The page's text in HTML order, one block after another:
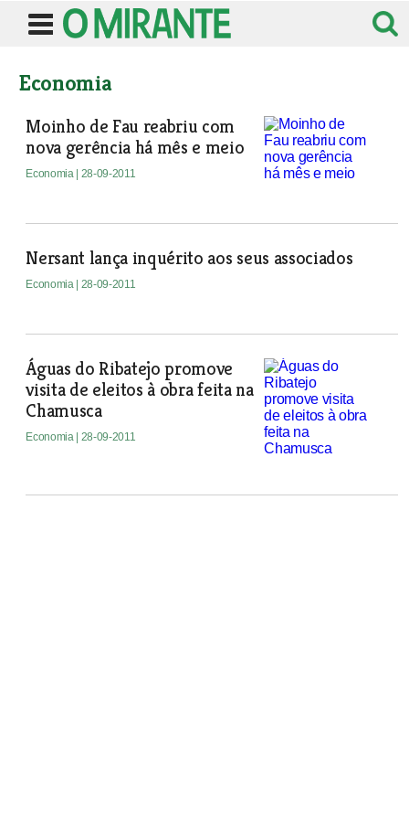
Economia
Moinho de Fau reabriu com
nova gerência há mês e meio
Economia | 28-09-2011
Nersant lança inquérito aos seus associados
Economia | 28-09-2011
Águas do Ribatejo promove
visita de eleitos à obra feita na
Chamusca
Economia | 28-09-2011